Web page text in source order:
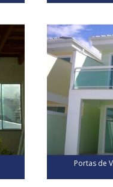
Portas de